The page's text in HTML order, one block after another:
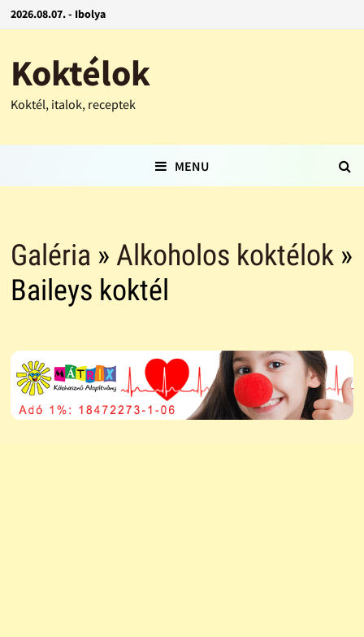
2026.08.07. - Ibolya
Koktélok
Koktél, italok, receptek
MENU
Galéria » Alkoholos koktélok»
Baileys koktél